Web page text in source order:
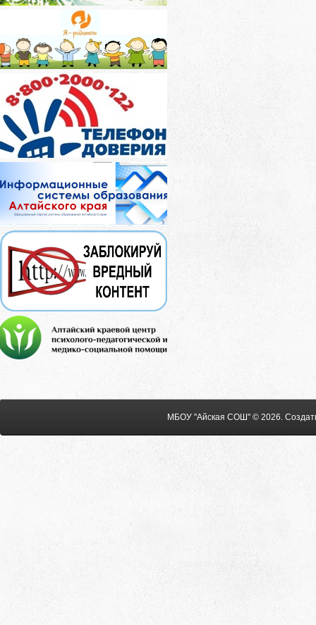
МБОУ "Айская СОШ" © 2026.